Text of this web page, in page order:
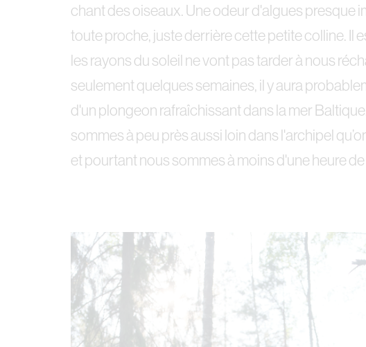
chant des oiseaux. Une odeur d'algues presque
toute proche, juste derrière cette petite colline. Il
les rayons du soleil ne vont pas tarder à nous
seulement quelques semaines, il y aura
d'un plongeon rafraîchissant dans la mer
sommes à peu près aussi loin dans l'archipel
et pourtant nous sommes à moins d'une heure